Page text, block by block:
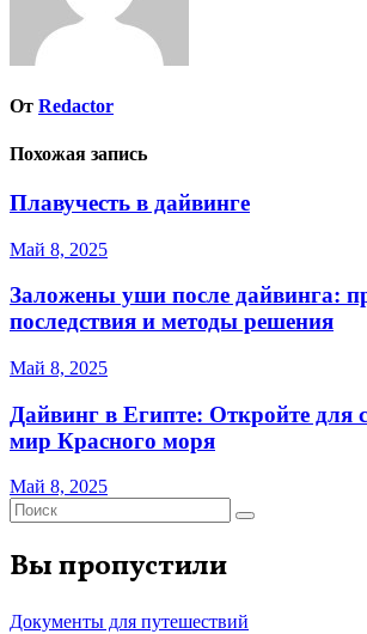
От Redactor
Похожая запись
Плавучесть в дайвинге
Май 8, 2025
Заложены уши после дайвинга:
последствия и методы решения
Май 8, 2025
Дайвинг в Египте: Откройте для
мир Красного моря
Май 8, 2025
Вы пропустили
Документы для путешествий